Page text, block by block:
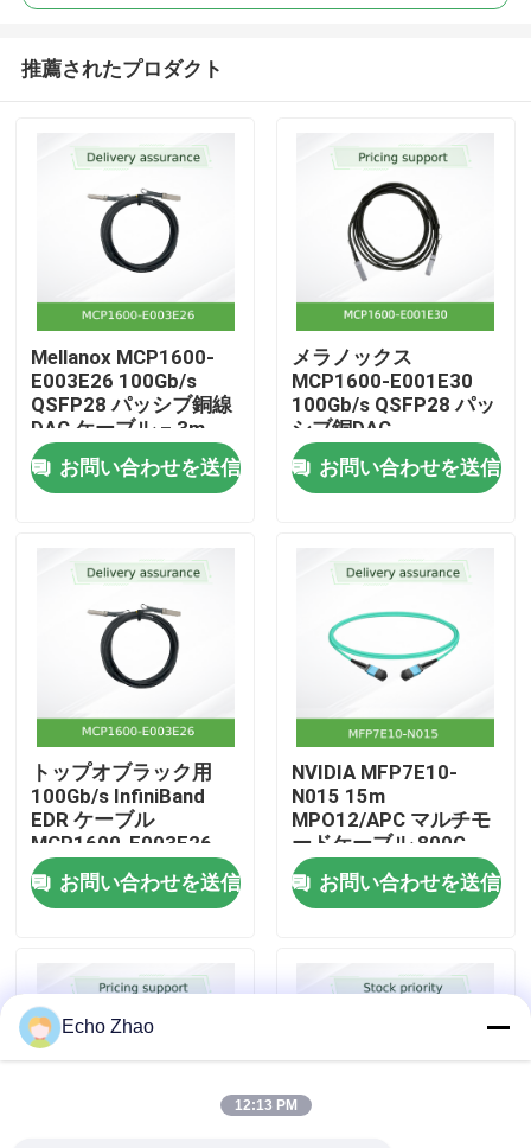
ホーム
私たちについて
工場見学
品質管理
お問い合わせ
ニュース
事件
推薦されたプロダクト
Mellanox MCP1600-
E003E26 100Gb/s
QSFP28 パッシブ銅線
DAC ケーブル – 3m、
26 AWG、EDR
InfiniBand、LSZH
お問い合わせを送信
メラノックス
MCP1600-E001E30
100Gb/s QSFP28 パッ
シブ銅DAC
お問い合わせを送信
トップオブラック用
100Gb/s InfiniBand
EDR ケーブル
MCP1600-E003E26
QSFP28 銅線 DAC
お問い合わせを送信
NVIDIA MFP7E10-
N015 15m
MPO12/APC マルチモ
ードケーブル 800G
InfiniBand
お問い合わせを送信
Echo Zhao
12:13 PM